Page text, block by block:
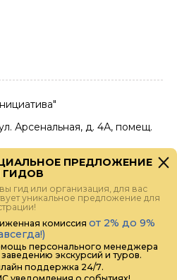
Арсенальная, д. 4А, помещ.
ПРЕДЛОЖЕНИЕ
ГИДОВ
гид или организация, для вас
уникальное предложение для
комиссия от 2% до 9%
персонального менеджера
экскурсий и туров.
поддержка 24/7.